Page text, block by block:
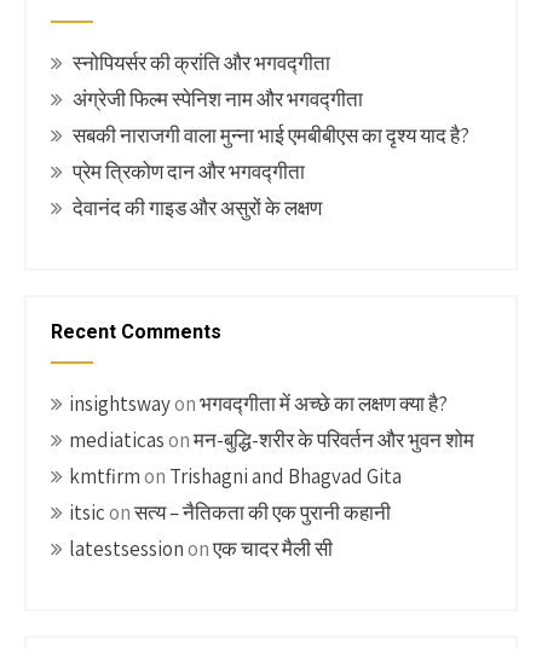
स्नोपियर्सर की क्रांति और भगवद्गीता
अंग्रेजी फिल्म स्पेनिश नाम और भगवद्गीता
सबकी नाराजगी वाला मुन्ना भाई एमबीबीएस का दृश्य याद है?
प्रेम त्रिकोण दान और भगवद्गीता
देवानंद की गाइड और असुरों के लक्षण
Recent Comments
insightswayonभगवद्गीता में अच्छे का लक्षण क्या है?
mediaticasonमन-बुद्धि-शरीर के परिवर्तन और भुवन शोम
kmtfirmon Trishagni and Bhagvad Gita
itsiconसत्य – नैतिकता की एक पुरानी कहानी
latestsessiononएक चादर मैली सी